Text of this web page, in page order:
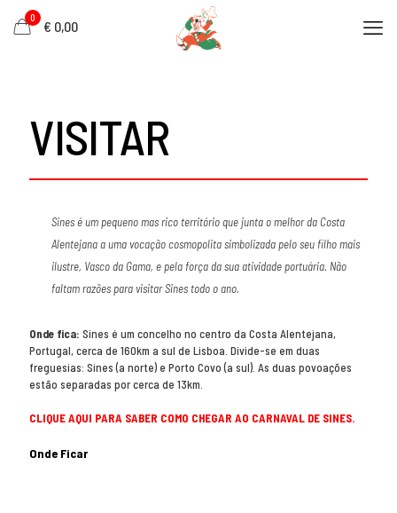
0
€ 0,00
VISITAR
Sines é um pequeno mas rico território que junta o melhor da Costa
Alentejana a uma vocação cosmopolita simbolizada pelo seu filho mais
ilustre, Vasco da Gama, e pela força da sua atividade portuária. Não
faltam razões para visitar Sines todo o ano.
Onde fica: Sines é um concelho no centro da Costa Alentejana,
Portugal, cerca de 160km a sul de Lisboa. Divide-se em duas
freguesias: Sines (a norte) e Porto Covo (a sul). As duas povoações
estão separadas por cerca de 13km.
CLIQUE AQUI PARA SABER COMO CHEGAR AO CARNAVAL DE SINES.
Onde Ficar